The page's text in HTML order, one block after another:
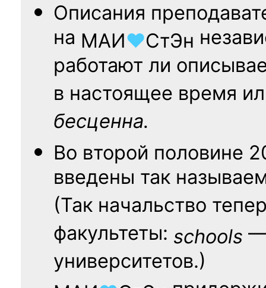
Описания
на МАИ♥СтЭн
работают ли
в настоящее время
бесценна.
Во второй половине
введены так
(Так начальство
факультеты: schools —
университетов.)